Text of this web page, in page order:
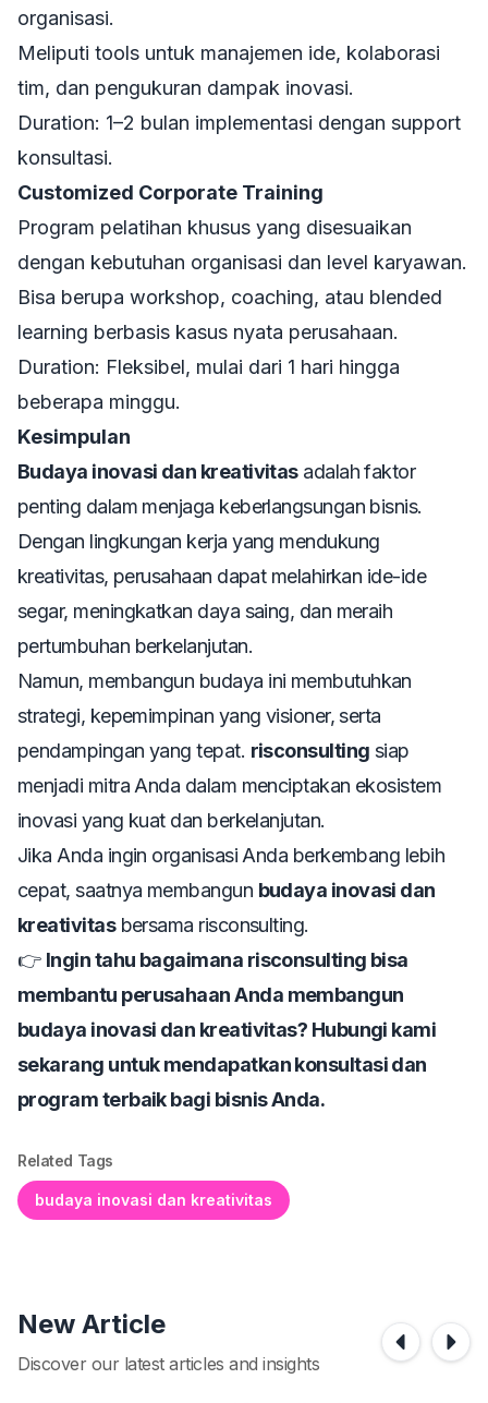
organisasi.
Meliputi tools untuk manajemen ide, kolaborasi
tim, dan pengukuran dampak inovasi.
Duration: 1–2 bulan implementasi dengan support
konsultasi.
Customized Corporate Training
Program pelatihan khusus yang disesuaikan
dengan kebutuhan organisasi dan level karyawan.
Bisa berupa workshop, coaching, atau blended
learning berbasis kasus nyata perusahaan.
Duration: Fleksibel, mulai dari 1 hari hingga
beberapa minggu.
Kesimpulan
Budaya inovasi dan kreativitasadalah faktor
penting dalam menjaga keberlangsungan bisnis.
Dengan lingkungan kerja yang mendukung
kreativitas, perusahaan dapat melahirkan ide-ide
segar, meningkatkan daya saing, dan meraih
pertumbuhan berkelanjutan.
Namun, membangun budaya ini membutuhkan
strategi, kepemimpinan yang visioner, serta
pendampingan yang tepat. risconsulting siap
menjadi mitra Anda dalam menciptakan ekosistem
inovasi yang kuat dan berkelanjutan.
Jika Anda ingin organisasi Anda berkembang lebih
cepat, saatnya membangun budaya inovasi dan
kreativitasbersama risconsulting.
👉 Ingin tahu bagaimana risconsulting bisa
membantu perusahaan Anda membangun
budaya inovasi dan kreativitas? Hubungi kami
sekarang untuk mendapatkan konsultasi dan
program terbaik bagi bisnis Anda.
Related Tags
budaya inovasi dan kreativitas
New Article
Discover our latest articles and insights